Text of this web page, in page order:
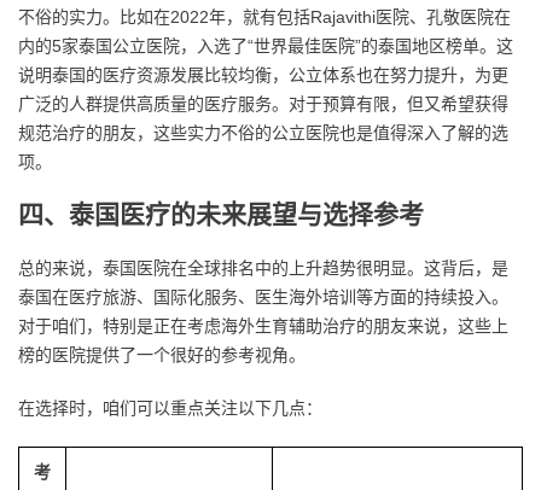
不俗的实力。比如在2022年，就有包括Rajavithi医院、孔敬医院在
内的5家泰国公立医院，入选了“世界最佳医院”的泰国地区榜单。这
说明泰国的医疗资源发展比较均衡，公立体系也在努力提升，为更
广泛的人群提供高质量的医疗服务。对于预算有限，但又希望获得
规范治疗的朋友，这些实力不俗的公立医院也是值得深入了解的选
项。
四、泰国医疗的未来展望与选择参考
总的来说，泰国医院在全球排名中的上升趋势很明显。这背后，是
泰国在医疗旅游、国际化服务、医生海外培训等方面的持续投入。
对于咱们，特别是正在考虑海外生育辅助治疗的朋友来说，这些上
榜的医院提供了一个很好的参考视角。
在选择时，咱们可以重点关注以下几点：
考